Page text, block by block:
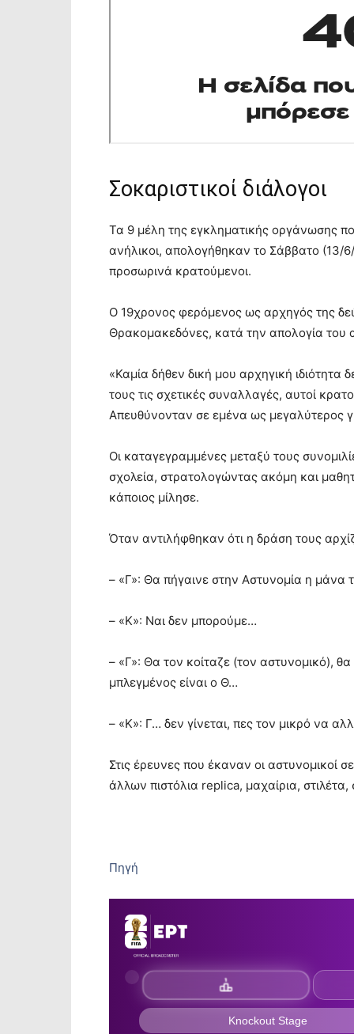
Σοκαριστικοί διάλογοι
Τα 9 μέλη της εγκληματικής οργάνωσης
ανήλικοι, απολογήθηκαν το Σάββατο (13/
προσωρινά κρατούμενοι.
Ο 19χρονος φερόμενος ως αρχηγός της
Θρακομακεδόνες, κατά την απολογία του
«Καμία δήθεν δική μου αρχηγική ιδιότητα
τους τις σχετικές συναλλαγές, αυτοί
Απευθύνονταν σε εμένα ως μεγαλύτερος
Οι καταγεγραμμένες μεταξύ τους
σχολεία, στρατολογώντας ακόμη και
κάποιος μίλησε.
Όταν αντιλήφθηκαν ότι η δράση τους
– «Γ»: Θα πήγαινε στην Αστυνομία η
– «Κ»: Ναι δεν μπορούμε…
– «Γ»: Θα τον κοίταζε (τον αστυνομικό),
μπλεγμένος είναι ο Θ…
– «Κ»: Γ… δεν γίνεται, πες τον μικρό να
Στις έρευνες που έκαναν οι αστυνομικοί
άλλων πιστόλια replica, μαχαίρια,
Πηγή